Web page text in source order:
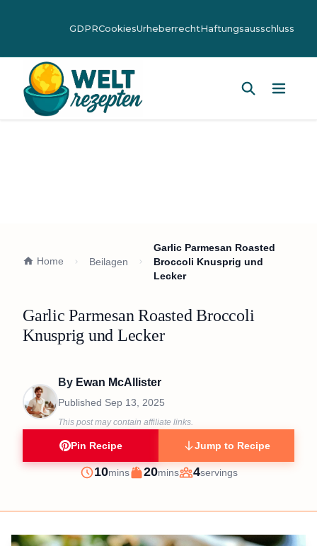
GDPRCookiesUrheberrechtHaftungsausschluss
Home Beilagen
Garlic Parmesan Roasted
Broccoli Knusprig und
Lecker
Garlic Parmesan Roasted Broccoli
Knusprig und Lecker
By Ewan McAllister
Published Sep 13, 2025
This post may contain affiliate links.
Pin Recipe Jump to Recipe
Prep
10minutes
mins
Cook
20minutes
mins
Servings
4servings